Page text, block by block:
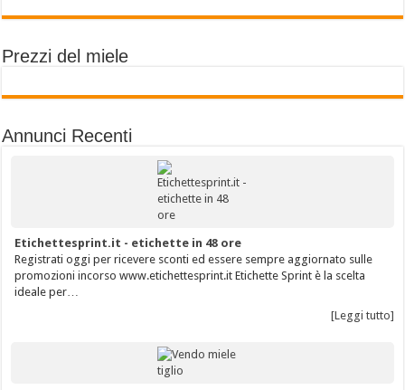
Prezzi del miele
Annunci Recenti
Etichettesprint.it - etichette in 48 ore
Registrati oggi per ricevere sconti ed essere sempre aggiornato sulle
promozioni incorso www.etichettesprint.it Etichette Sprint è la scelta
ideale per…
[Leggi tutto]